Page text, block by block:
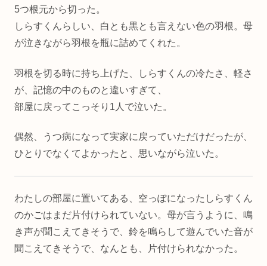
5つ根元から切った。
しらすくんらしい、白とも黒とも言えない色の羽根。母
が泣きながら羽根を瓶に詰めてくれた。
羽根を切る時に持ち上げた、しらすくんの冷たさ、軽さ
が、記憶の中のものと違いすぎて、
部屋に戻ってこっそり1人で泣いた。
偶然、うつ病になって実家に戻っていただけだったが、
ひとりでなくてよかったと、思いながら泣いた。
わたしの部屋に置いてある、空っぽになったしらすくん
のかごはまだ片付けられていない。母が言うように、鳴
き声が聞こえてきそうで、鈴を鳴らして遊んでいた音が
聞こえてきそうで、なんとも、片付けられなかった。